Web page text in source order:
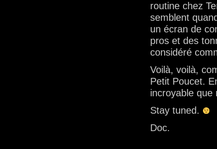
routine chez
semblent
un écran de
pros et des
considéré
Voilà, voilà,
Petit Poucet.
incroyable que
Stay tuned.
Doc.